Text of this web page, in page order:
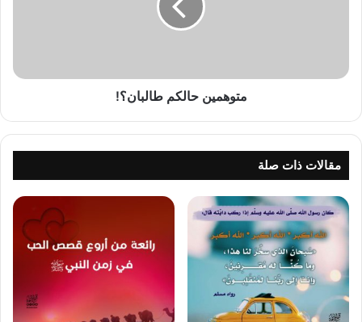
متوهمين حالكم طالبان؟!
مقالات ذات صلة